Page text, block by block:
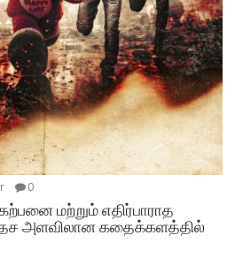
0
மற்றும் எதிர்பாராத
அளவிலான கதைக்களத்தில்